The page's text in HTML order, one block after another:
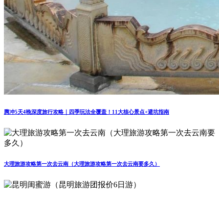
腾冲5天4晚深度旅行攻略｜四季玩法全覆盖！11大核心景点+避坑指南
大理旅游攻略第一次去云南（大理旅游攻略第一次去云南要多久）